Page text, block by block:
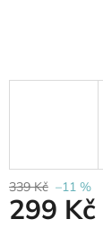
339 Kč –11 %
299 Kč